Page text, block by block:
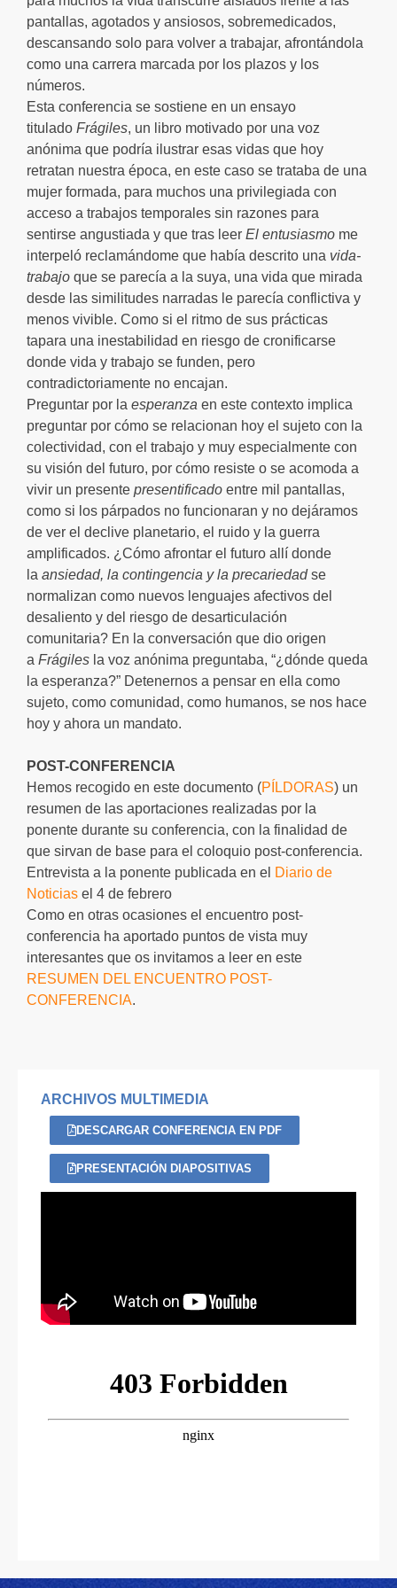
pantallas, agotados y ansiosos, sobremedicados,
descansando solo para volver a trabajar, afrontándola
como una carrera marcada por los plazos y los
números.
Esta conferencia se sostiene en un ensayo
titulado Frágiles, un libro motivado por una voz
anónima que podría ilustrar esas vidas que hoy
retratan nuestra época, en este caso se trataba de una
mujer formada, para muchos una privilegiada con
acceso a trabajos temporales sin razones para
sentirse angustiada y que tras leer El entusiasmo me
interpeló reclamándome que había descrito una vida-
trabajo que se parecía a la suya, una vida que mirada
desde las similitudes narradas le parecía conflictiva y
menos vivible. Como si el ritmo de sus prácticas
tapara una inestabilidad en riesgo de cronificarse
donde vida y trabajo se funden, pero
contradictoriamente no encajan.
Preguntar por la esperanza en este contexto implica
preguntar por cómo se relacionan hoy el sujeto con la
colectividad, con el trabajo y muy especialmente con
su visión del futuro, por cómo resiste o se acomoda a
vivir un presente presentificado entre mil pantallas,
como si los párpados no funcionaran y no dejáramos
de ver el declive planetario, el ruido y la guerra
amplificados. ¿Cómo afrontar el futuro allí donde
la ansiedad, la contingencia y la precariedadse
normalizan como nuevos lenguajes afectivos del
desaliento y del riesgo de desarticulación
comunitaria? En la conversación que dio origen
a Frágiles la voz anónima preguntaba, “¿dónde queda
la esperanza?” Detenernos a pensar en ella como
sujeto, como comunidad, como humanos, se nos hace
hoy y ahora un mandato.
POST-CONFERENCIA
Hemos recogido en este documento (PÍLDORAS) un
resumen de las aportaciones realizadas por la
ponente durante su conferencia, con la finalidad de
que sirvan de base para el coloquio post-conferencia.
Entrevista a la ponente publicada en el Diario de
Noticias el 4 de febrero
Como en otras ocasiones el encuentro post-
conferencia ha aportado puntos de vista muy
interesantes que os invitamos a leer en este
RESUMEN DEL ENCUENTRO POST-
CONFERENCIA.
ARCHIVOS MULTIMEDIA
DESCARGAR CONFERENCIA EN PDF
PRESENTACIÓN DIAPOSITIVAS